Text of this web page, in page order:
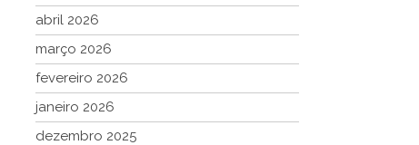
abril 2026
março 2026
fevereiro 2026
janeiro 2026
dezembro 2025